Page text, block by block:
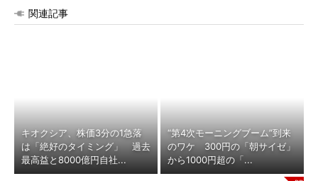
関連記事
キオクシア、株価3分の1急落
は「絶好のタイミング」 過去
最高益と8000億円自社...
“第4次モーニングブーム”到来
のワケ 300円の「朝サイゼ」
から1000円超の「...